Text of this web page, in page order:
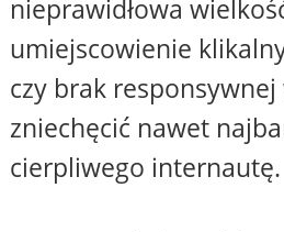
nieprawidłowa
umiejscowienie
czy brak
zniechęcić nawet
cierpliwego internautę.